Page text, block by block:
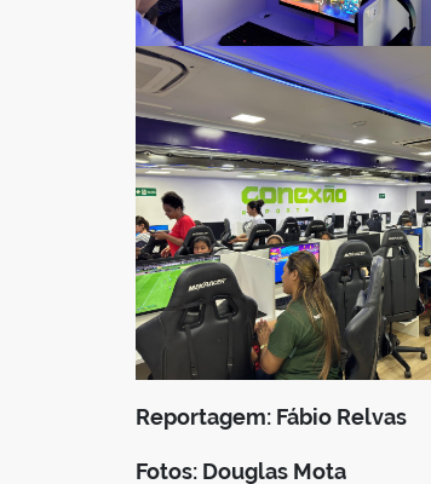
Reportagem: Fábio Relvas
Fotos: Douglas Mota